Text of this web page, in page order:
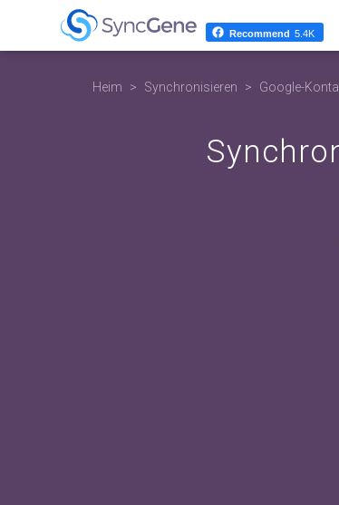
Heim Synchronisieren Google-
Recommend 5.4K